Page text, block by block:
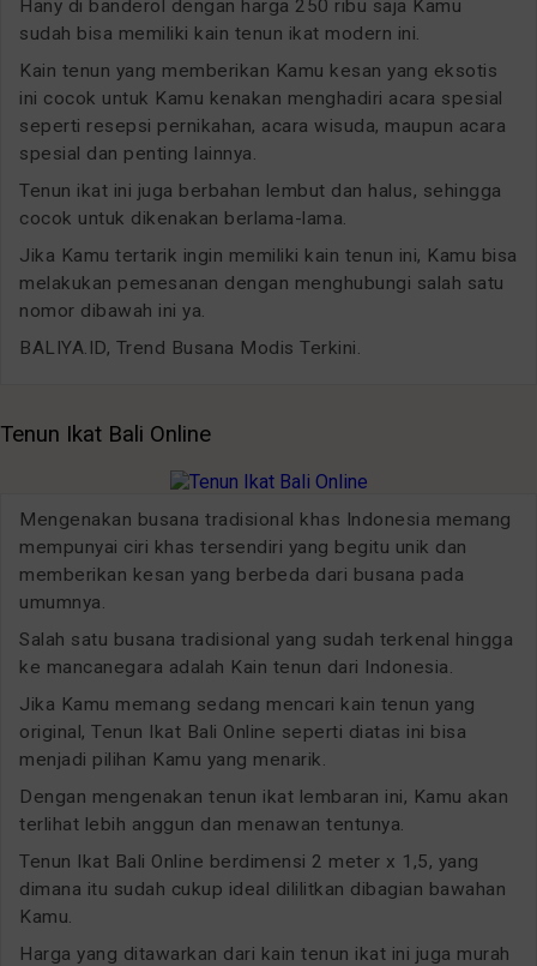
Hany di banderol dengan harga 250 ribu saja Kamu
sudah bisa memiliki kain tenun ikat modern ini.
Kain tenun yang memberikan Kamu kesan yang eksotis
ini cocok untuk Kamu kenakan menghadiri acara spesial
seperti resepsi pernikahan, acara wisuda, maupun acara
spesial dan penting lainnya.
Tenun ikat ini juga berbahan lembut dan halus, sehingga
cocok untuk dikenakan berlama-lama.
Jika Kamu tertarik ingin memiliki kain tenun ini, Kamu bisa
melakukan pemesanan dengan menghubungi salah satu
nomor dibawah ini ya.
BALIYA.ID, Trend Busana Modis Terkini.
Tenun Ikat Bali Online
Mengenakan busana tradisional khas Indonesia memang
mempunyai ciri khas tersendiri yang begitu unik dan
memberikan kesan yang berbeda dari busana pada
umumnya.
Salah satu busana tradisional yang sudah terkenal hingga
ke mancanegara adalah Kain tenun dari Indonesia.
Jika Kamu memang sedang mencari kain tenun yang
original, Tenun Ikat Bali Online seperti diatas ini bisa
menjadi pilihan Kamu yang menarik.
Dengan mengenakan tenun ikat lembaran ini, Kamu akan
terlihat lebih anggun dan menawan tentunya.
Tenun Ikat Bali Online berdimensi 2 meter x 1,5, yang
dimana itu sudah cukup ideal dililitkan dibagian bawahan
Kamu.
Harga yang ditawarkan dari kain tenun ikat ini juga murah